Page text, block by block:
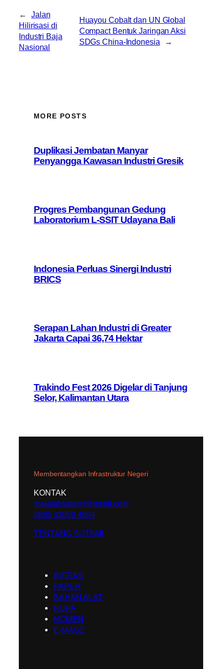
←
Jalan
Hilirisasi di
Industri Baja
Nasional
Huayou Cobalt dan UN Global
Compact Bentuk Jaringan Aksi
SDGs China-Indonesia
→
MORE POSTS
Duplikasi Jembatan Manyar
Penyangga Kawasan Industri Gresik
Progres Pembangunan Gedung
Laboratorium L-SSIT Udayana Bali
Indonesia Perluas Sinergi Industri
BRICS
Serapan Lahan Industri di Greater
Jakarta Capai 36,74 Hektar
Trakindo Fest 2026 Digelar di Tanjung
Selor, Kalimantan Utara
Membentangkan Infrastruktur Negeri
KONTAK
majalahsutami@gmail.com
0895 32050 4664
TENTANG SUTAMI
INFRAS
PAPER
BAHAN ALAT
RUPA
MOMEN
E-MAGZ